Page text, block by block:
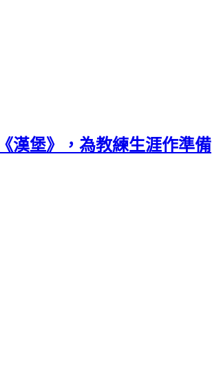
漢堡》，為教練生涯作準備